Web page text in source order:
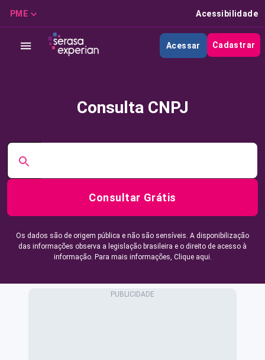
PME Acessibilidade
Acessar Cadastrar
Consulta CNPJ
Consultar Grátis
Os dados são de origem pública e não são sensíveis. A disponibilização
das informações observa a legislação brasileira e o direito de acesso à
informação. Para mais informações, Clique aqui.